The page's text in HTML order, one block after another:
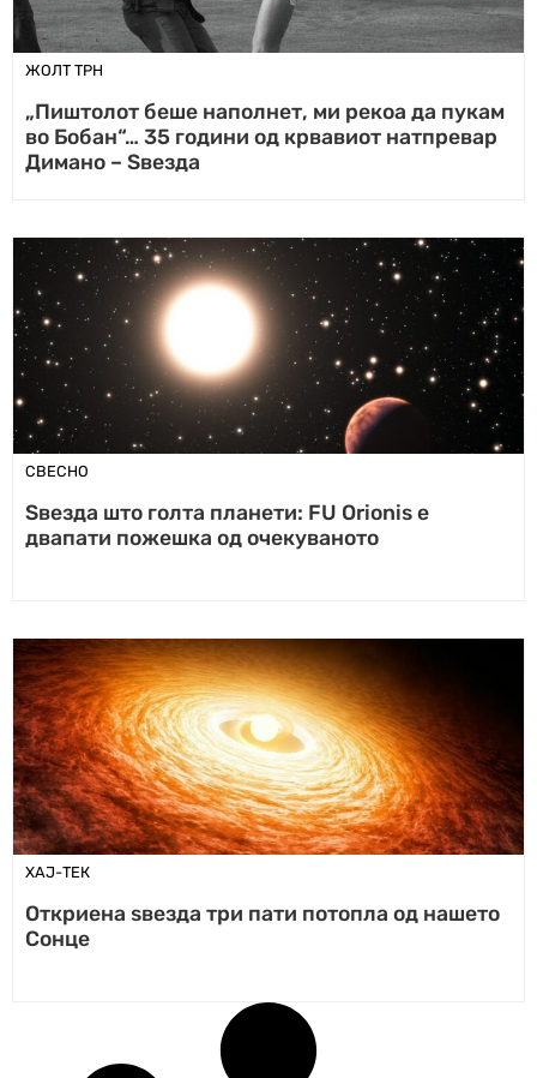
ЖОЛТ ТРН
„Пиштолот беше наполнет, ми рекоа да пукам
во Бобан“… 35 години од крвавиот натпревар
Димано – Ѕвезда
СВЕСНО
Ѕвезда што голта планети: FU Orionis е
двапати пожешка од очекуваното
ХАЈ-ТЕК
Откриена ѕвезда три пати потопла од нашето
Сонце